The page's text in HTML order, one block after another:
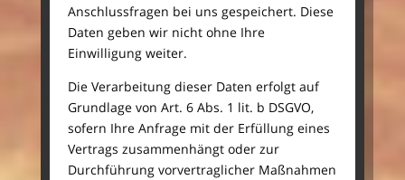
Anschlussfragen bei uns gespeichert. Diese
Daten geben wir nicht ohne Ihre
Einwilligung weiter.
Die Verarbeitung dieser Daten erfolgt auf
Grundlage von Art. 6 Abs. 1 lit. b DSGVO,
sofern Ihre Anfrage mit der Erfüllung eines
Vertrags zusammenhängt oder zur
Durchführung vorvertraglicher Maßnahmen